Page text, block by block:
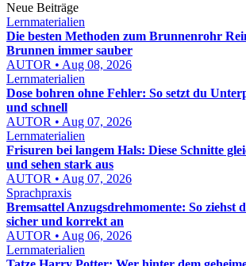
Neue Beiträge
Lernmaterialien
Die besten Methoden zum Brunnenrohr
Brunnen immer sauber
AUTOR • Aug 08, 2026
Lernmaterialien
Dose bohren ohne Fehler: So setzt du
und schnell
AUTOR • Aug 07, 2026
Lernmaterialien
Frisuren bei langem Hals: Diese Schnitte
und sehen stark aus
AUTOR • Aug 07, 2026
Sprachpraxis
Bremsattel Anzugsdrehmomente: So ziehst
sicher und korrekt an
AUTOR • Aug 06, 2026
Lernmaterialien